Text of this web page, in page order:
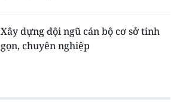
Xây dựng đội ngũ cán bộ cơ sở tinh
gọn, chuyên nghiệp